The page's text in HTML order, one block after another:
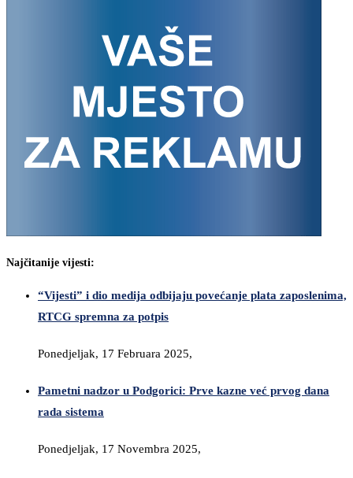
Najčitanije vijesti:
“Vijesti” i dio medija odbijaju povećanje plata zaposlenima,
RTCG spremna za potpis
Ponedjeljak, 17 Februara 2025,
Pametni nadzor u Podgorici: Prve kazne već prvog dana
rada sistema
Ponedjeljak, 17 Novembra 2025,